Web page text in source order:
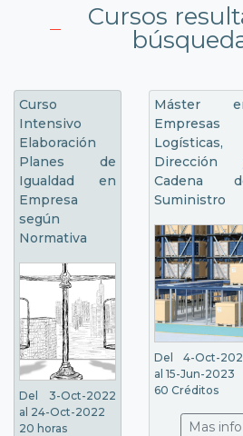
Cursos
Curso
Intensivo
Elaboración
Planes de
Igualdad en
Empresa
según
Normativa
Del 3-Oct-2022
al 24-Oct-2022
20 horas
Máster
Empresas
Logísticas,
Dirección
Cadena
Suministro
Del 4-Oct-
al 15-Jun-2023
60 Créditos
Mas info